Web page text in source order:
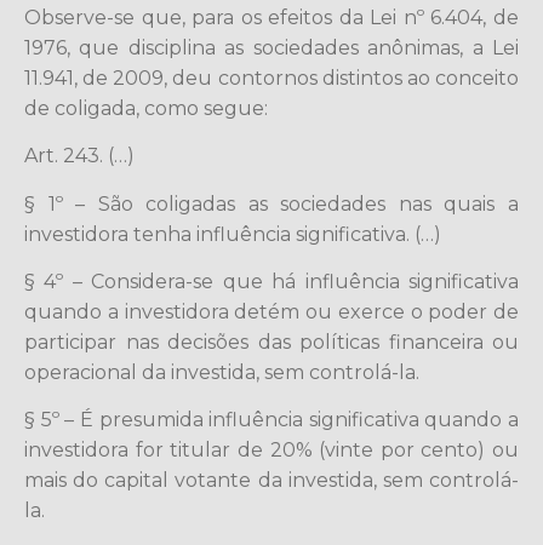
Observe-se que, para os efeitos da Lei nº 6.404, de
1976, que disciplina as sociedades anônimas, a Lei
11.941, de 2009, deu contornos distintos ao conceito
de coligada, como segue:
Art. 243. (…)
§ 1º – São coligadas as sociedades nas quais a
investidora tenha influência significativa. (…)
§ 4º – Considera-se que há influência significativa
quando a investidora detém ou exerce o poder de
participar nas decisões das políticas financeira ou
operacional da investida, sem controlá-la.
§ 5º – É presumida influência significativa quando a
investidora for titular de 20% (vinte por cento) ou
mais do capital votante da investida, sem controlá-
la.